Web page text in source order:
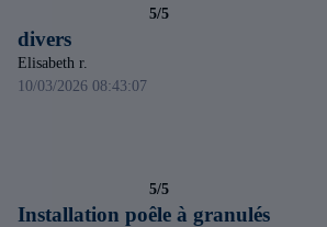
5/5
divers
Elisabeth r.
10/03/2026 08:43:07
5/5
Installation poêle à granulés